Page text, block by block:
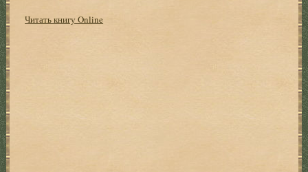
Читать книгу Online